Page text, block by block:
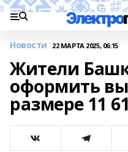
Новости 22 МАРТА 2025, 06:15
Жители
оформить
размере 11